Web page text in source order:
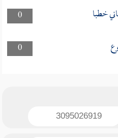
0
خطبا
0
3095026919